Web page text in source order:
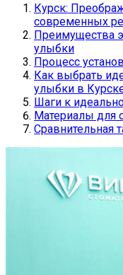
Курск:
современных
Преимущества
улыбки
Процесс
Как выбрать
улыбки в
Шаги к
Материалы для
Сравнительная